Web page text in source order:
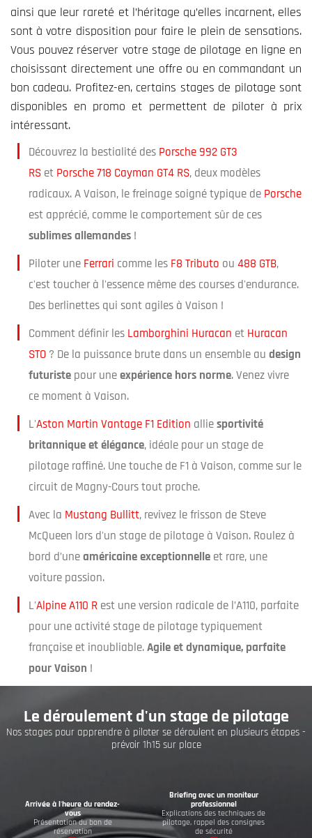
ainsi que leur rareté et l’héritage qu’elles incarnent, elles
sont à votre disposition pour faire le plein de sensations.
Vous pouvez réserver votre stage de pilotage en ligne en
choisissant directement une offre ou en commandant un
bon cadeau. Profitez-en, certains stages de pilotage sont
disponibles en promo et permettent de piloter à prix
intéressant.
Découvrez la bestialité des Porsche 992 GT3
RS et Porsche 718 Cayman GT4 RS, deux modèles
radicaux. A Vaison, le freinage soigné typique de Porsche
est apprécié, comme le comportement sûr de ces
sublimes allemandes !
Piloter une Ferrari comme les F8 Tributo ou 488 GTB,
c'est toucher à l'essence même des courses d'endurance.
Des berlinettes qui sont agiles à Vaison !
Comment définir les Lamborghini Huracan et Huracan
STO ? De la puissance brute dans un ensemble au design
futuriste pour uneexpérience hors norme. Venez vivre
ce moment à Vaison.
L'Aston Martin Vantage F1 Edition alliesportivité
britannique et élégance, idéale pour un stage de
pilotage raffiné. Une touche de F1 à Vaison, comme sur le
circuit de Magny-Cours tout proche.
Avec la Mustang Bullitt, revivez le frisson de Steve
McQueen lors d'un stage de pilotage à Vaison. Roulez à
bord d’uneaméricaine exceptionnelle et rare, une
voiture passion.
L'Alpine A110 R est une version radicale de l’A110, parfaite
pour une activité stage de pilotage typiquement
française et inoubliable.Agile et dynamique, parfaite
pour Vaison !
Le déroulement d'un stage de pilotage
Nos stages pour apprendre à piloter se déroulent en plusieurs étapes -
prévoir 1h15 sur place
Arrivée à l'heure du rendez-
vous
Présentation du bon de
réservation
Briefing avec un moniteur
professionnel
Explications des techniques de
pilotage, rappel des consignes
de sécurité